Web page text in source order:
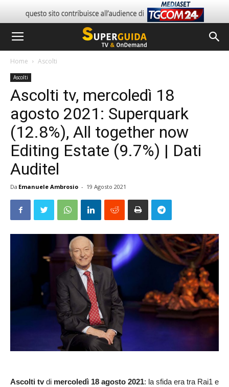
Home Ascolti
Ascolti
Ascolti tv, mercoledì 18
agosto 2021: Superquark
(12.8%), All together now
Editing Estate (9.7%) | Dati
Auditel
Da Emanuele Ambrosio - 19 Agosto 2021
Ascolti tvdi mercoledì 18 agosto 2021: la sfida era tra Rai1 e